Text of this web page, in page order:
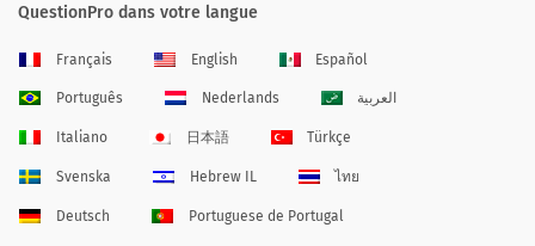
QuestionPro dans votre langue
Français English Español
Português Nederlands العربية
Italiano 日本語 Türkçe
Svenska Hebrew IL ไทย
Deutsch Portuguese de Portugal